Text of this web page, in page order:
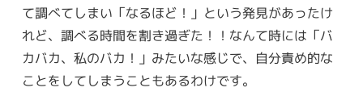
て調べてしまい「なるほど！」という発見があったけ
れど、調べる時間を割き過ぎた！！なんて時には「バ
カバカ、私のバカ！」みたいな感じで、自分責め的な
ことをしてしまうこともあるわけです。